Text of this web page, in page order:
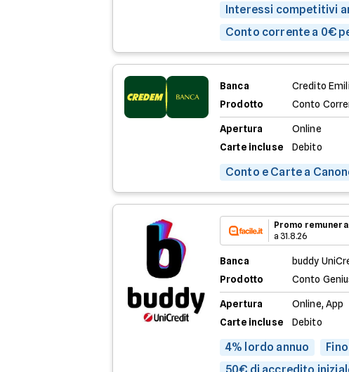
Interessi competitivi
Conto corrente a 0€
Banca
Credito
Prodotto
Conto
Apertura
Online
Carte incluse
Debito
Conto e Carte a
Promo
a 31.8.26
Banca
buddy
Prodotto
Conto
Apertura
Online, App
Carte incluse
Debito
4% lordo annuo